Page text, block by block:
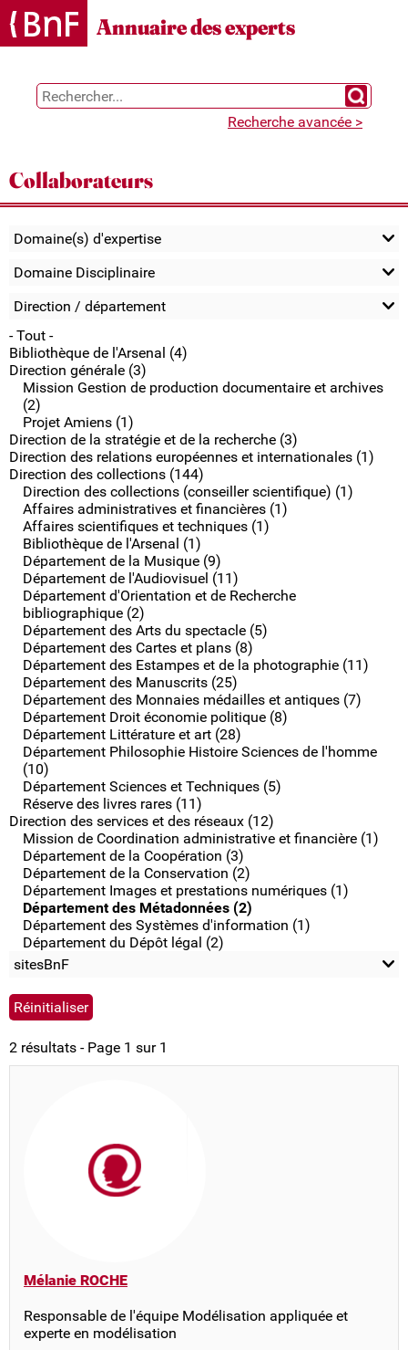
Gestion des cookies
Annuaire des experts
Chercher
Recherche avancée >
Collaborateurs
Domaine(s) d'expertise
Domaine Disciplinaire
Direction / département
- Tout -
Bibliothèque de l'Arsenal (4)
Direction générale (3)
Mission Gestion de production documentaire et archives
(2)
Projet Amiens (1)
Direction de la stratégie et de la recherche (3)
Direction des relations européennes et internationales (1)
Direction des collections (144)
Direction des collections (conseiller scientifique) (1)
Affaires administratives et financières (1)
Affaires scientifiques et techniques (1)
Bibliothèque de l'Arsenal (1)
Département de la Musique (9)
Département de l'Audiovisuel (11)
Département d'Orientation et de Recherche
bibliographique (2)
Département des Arts du spectacle (5)
Département des Cartes et plans (8)
Département des Estampes et de la photographie (11)
Département des Manuscrits (25)
Département des Monnaies médailles et antiques (7)
Département Droit économie politique (8)
Département Littérature et art (28)
Département Philosophie Histoire Sciences de l'homme
(10)
Département Sciences et Techniques (5)
Réserve des livres rares (11)
Direction des services et des réseaux (12)
Mission de Coordination administrative et financière (1)
Département de la Coopération (3)
Département de la Conservation (2)
Département Images et prestations numériques (1)
Département des Métadonnées (2)
Département des Systèmes d'information (1)
Département du Dépôt légal (2)
sitesBnF
2 résultats - Page 1 sur 1
Mélanie ROCHE
Responsable de l'équipe Modélisation appliquée et
experte en modélisation